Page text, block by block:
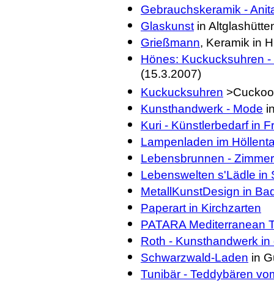
Gebrauchskeramik -
Glaskunst in
Grießmann, Keramik in
Hönes: Kuckucksuhren
(15.3.2007)
Kuckucksuhren
Kunsthandwerk - Mode
Kuri - Künstlerbedarf in
Lampenladen im
Lebensbrunnen -
Lebenswelten s'Lädle in
MetallKunstDesign in
Paperart in Kirchzarten
PATARA Mediterranean
Roth - Kunsthandwerk
Schwarzwald-Laden in
Tunibär - Teddybären